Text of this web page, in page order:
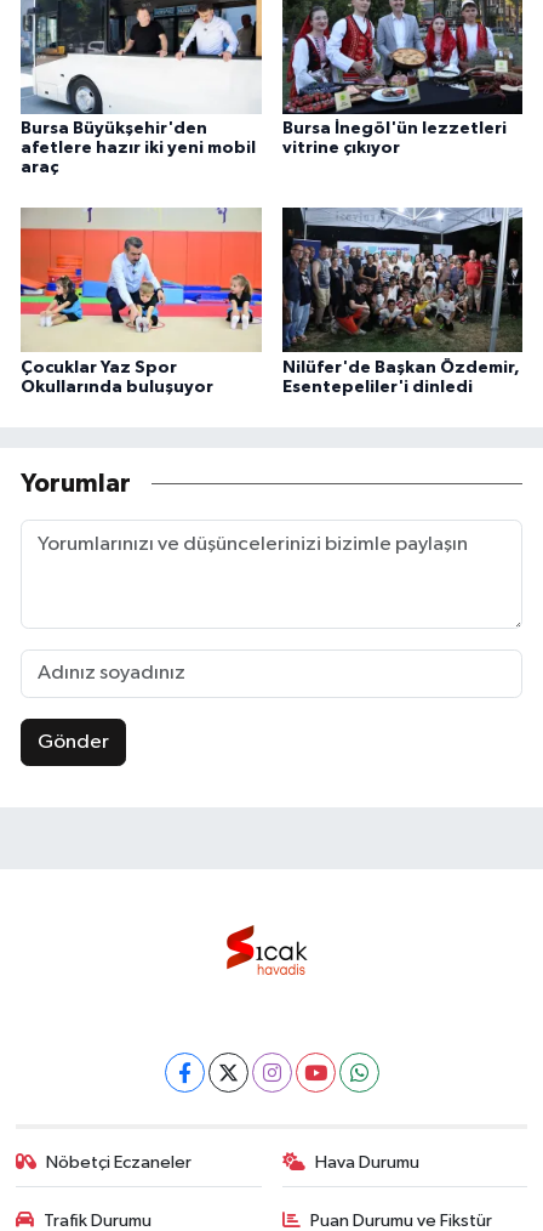
Bursa Büyükşehir'den
afetlere hazır iki yeni mobil
araç
Bursa İnegöl'ün lezzetleri
vitrine çıkıyor
Çocuklar Yaz Spor
Okullarında buluşuyor
Nilüfer'de Başkan Özdemir,
Esentepeliler'i dinledi
Yorumlar
Gönder
Nöbetçi Eczaneler Hava Durumu
Trafik Durumu Puan Durumu ve Fikstür